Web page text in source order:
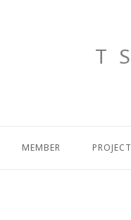
MEMBER PROJECT